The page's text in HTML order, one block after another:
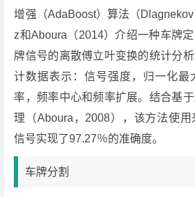
增强（AdaBoost）算法（
z和Aboura（2014）介绍一种车牌
牌信号的离散傅立叶变换的统计分
计数据表示：信号强度，归一化最
率，频率中心和频率扩展。结合基
理（Aboura，2008），该方法使
信号实现了97.27％的准确度。
车牌分割